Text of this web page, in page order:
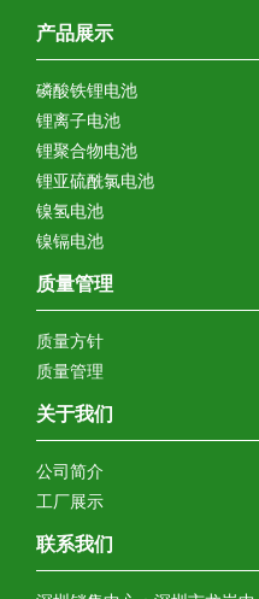
产品展示
磷酸铁锂电池
锂离子电池
锂聚合物电池
锂亚硫酰氯电池
镍氢电池
镍镉电池
质量管理
质量方针
质量管理
关于我们
公司简介
工厂展示
联系我们